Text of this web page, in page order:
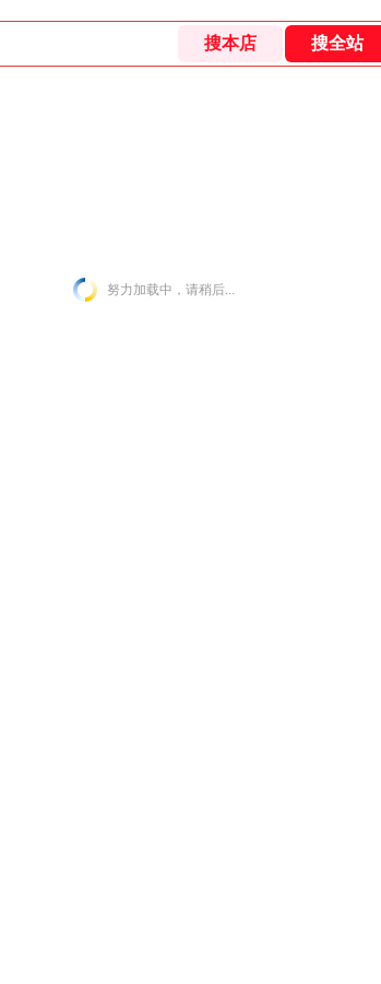
努力加载中，请稍后...